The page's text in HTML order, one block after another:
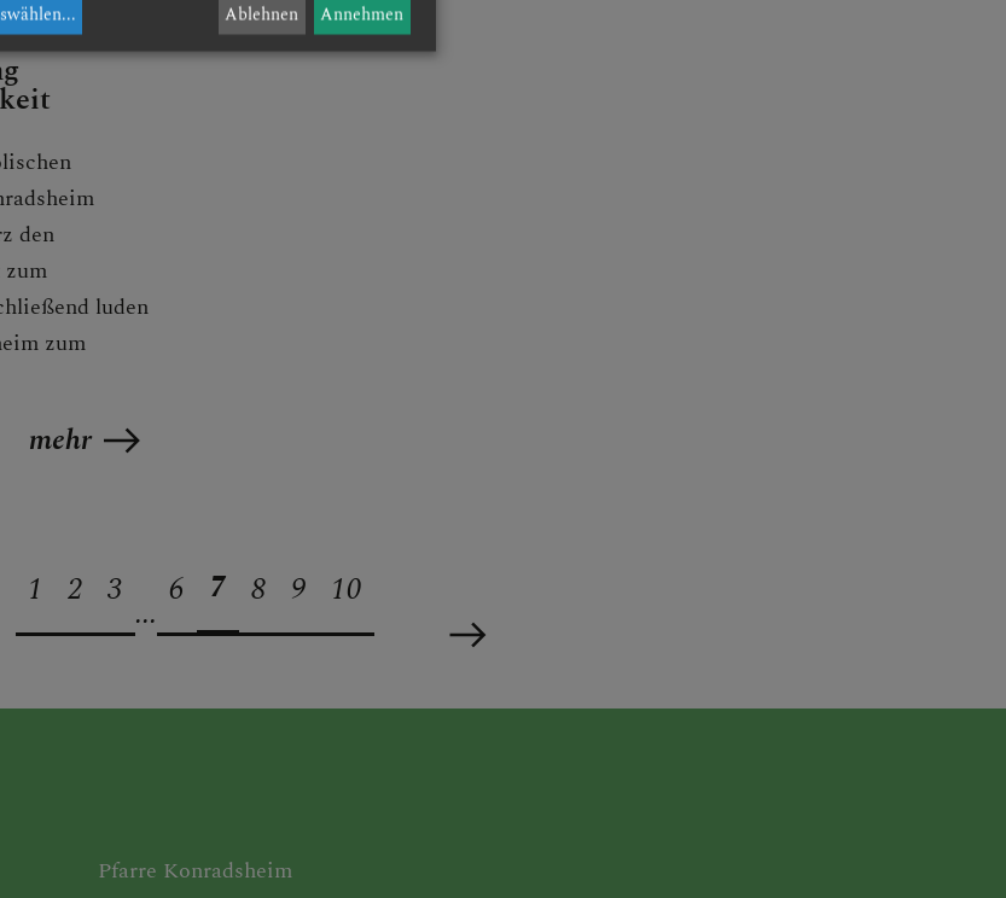
der
den
zum
luden
zum
mehr
1 2 3
...
6 7 8 9 10
Pfarre Konradsheim
... Ablehnen Annehmen